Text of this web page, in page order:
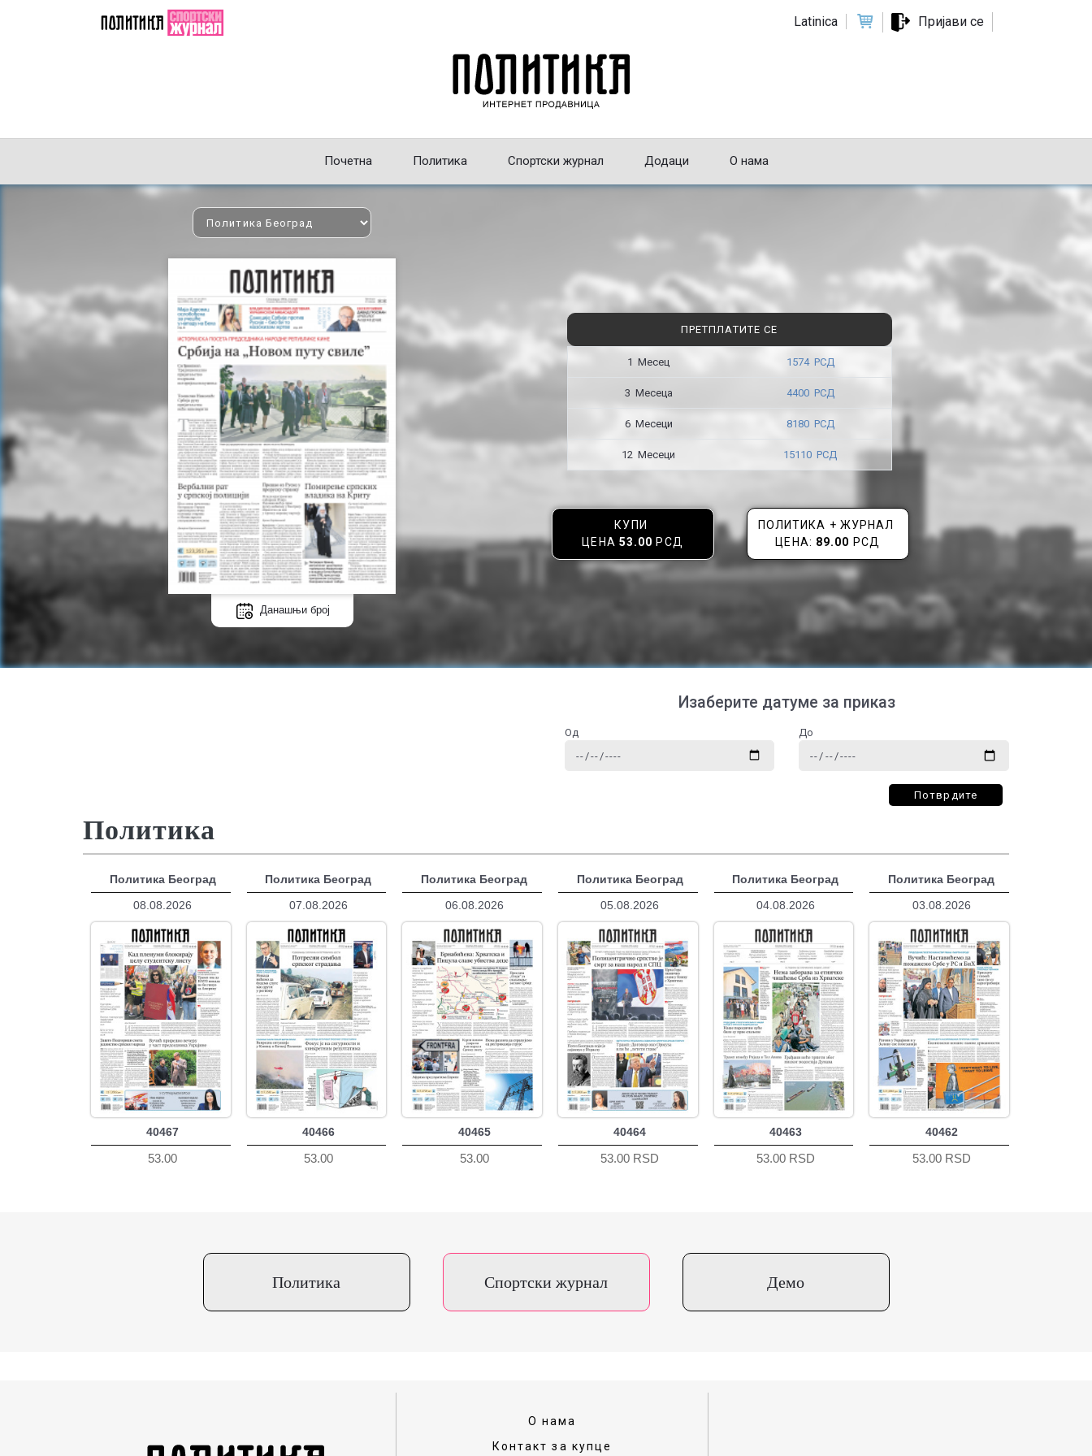
Latinica Пријави се
Почетна Политика Спортски журнал Додаци О нама
Данашњи број
ПРЕТПЛАТИТЕ СЕ
1 Месец 1574 РСД
3 Месецa 4400 РСД
6 Месеци 8180 РСД
12 Месеци 15110 РСД
КУПИ
ЦЕНА 53.00 РСД
ПОЛИТИКА + ЖУРНАЛ
ЦЕНА: 89.00 РСД
Изаберите датуме за приказ
Од До
Потврдите
Политика
Политика Београд
08.08.2026
40467
53.00
Политика Београд
07.08.2026
40466
53.00
Политика Београд
06.08.2026
40465
53.00
Политика Београд
05.08.2026
40464
53.00 RSD
Политика Београд
04.08.2026
40463
53.00 RSD
Политика Београд
03.08.2026
40462
53.00 RSD
Политика Спортски журнал Демо
О нама
Контакт за купце